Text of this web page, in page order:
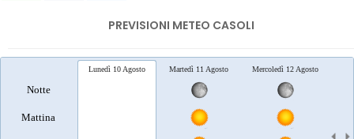
PREVISIONI METEO CASOLI
Notte
Mattina
Lunedì 10 Agosto Martedì 11 Agosto Mercoledì 12 Agosto